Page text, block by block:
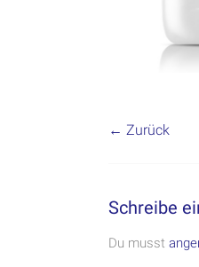
← Zurück
Schreibe
Du musst